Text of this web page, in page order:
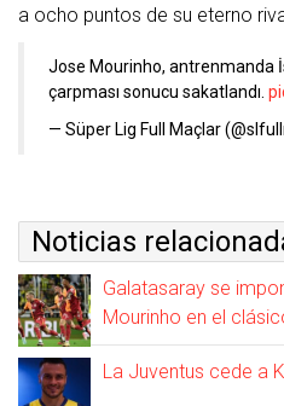
a ocho puntos de su eterno
Jose Mourinho, antrenmanda
çarpması sonucu sakatlandı.
— Süper Lig Full Maçlar
Noticias
Galatasaray se
Mourinho en el
La Juventus cede a